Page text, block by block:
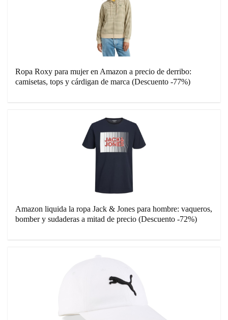
Ropa Roxy para mujer en Amazon a precio de derribo:
camisetas, tops y cárdigan de marca (Descuento -77%)
Amazon liquida la ropa Jack & Jones para hombre: vaqueros,
bomber y sudaderas a mitad de precio (Descuento -72%)